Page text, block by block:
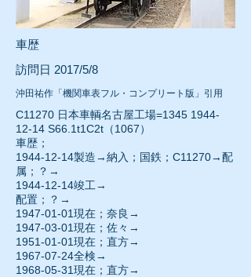
車歴
訪問日 2017/5/8
沖田祐作「機関車表フル・コンプリート版」引用
C11270 日本車輌名古屋工場=1345 1944-
12-14 S66.1t1C2t（1067）
車歴；
1944-12-14製造→納入；国鉄；C11270→配
属；？→
1944-12-14竣工→
配置；？→
1947-01-01現在；奈良→
1947-03-01現在；佐々→
1951-01-01現在；直方→
1967-07-24全検→
1968-05-31現在；直方→